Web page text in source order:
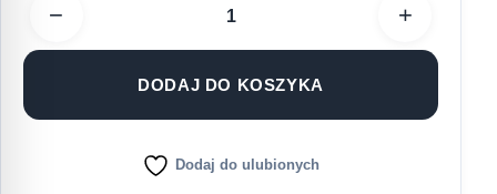
− +
DODAJ DO KOSZYKA
Dodaj do ulubionych